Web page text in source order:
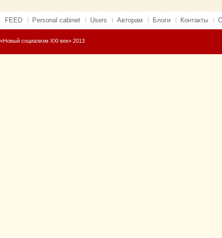
FEED Personal cabinet Users Авторам Блоги Контакты
«Новый социализм XXI век» 2013